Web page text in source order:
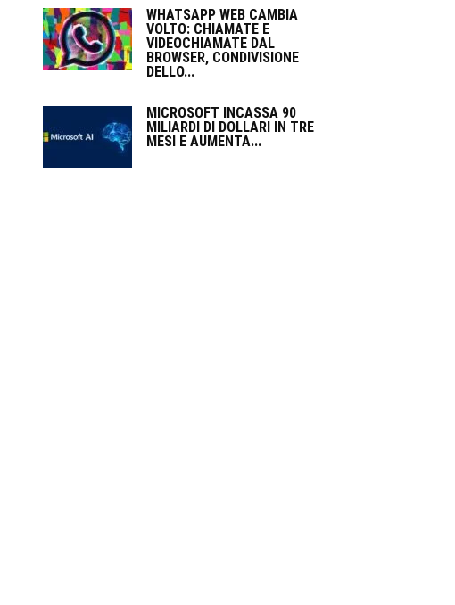
WHATSAPP WEB CAMBIA
VOLTO: CHIAMATE E
VIDEOCHIAMATE DAL
BROWSER, CONDIVISIONE
DELLO...
MICROSOFT INCASSA 90
MILIARDI DI DOLLARI IN TRE
MESI E AUMENTA...